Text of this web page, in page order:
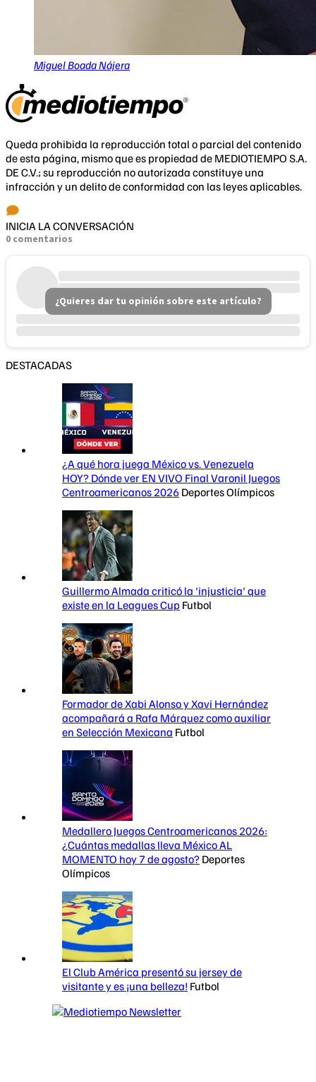
Miguel Boada Nájera
Queda prohibida la reproducción total o parcial del contenido
de esta página, mismo que es propiedad de MEDIOTIEMPO S.A.
DE C.V.; su reproducción no autorizada constituye una
infracción y un delito de conformidad con las leyes aplicables.
INICIA LA CONVERSACIÓN
0 comentarios
¿Quieres dar tu opinión sobre este artículo?
DESTACADAS
¿A qué hora juega México vs. Venezuela
HOY? Dónde ver EN VIVO Final Varonil Juegos
Centroamericanos 2026 Deportes Olímpicos
Guillermo Almada criticó la 'injusticia' que
existe en la Leagues Cup Futbol
Formador de Xabi Alonso y Xavi Hernández
acompañará a Rafa Márquez como auxiliar
en Selección Mexicana Futbol
Medallero Juegos Centroamericanos 2026:
¿Cuántas medallas lleva México AL
MOMENTO hoy 7 de agosto? Deportes
Olímpicos
El Club América presentó su jersey de
visitante y es ¡una belleza! Futbol